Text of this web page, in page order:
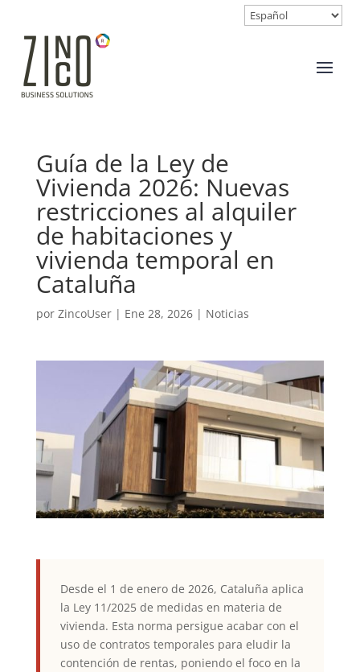
Guía de la Ley de
Vivienda 2026: Nuevas
restricciones al alquiler
de habitaciones y
vivienda temporal en
Cataluña
por ZincoUser| Ene 28, 2026| Noticias
Desde el 1 de enero de 2026, Cataluña aplica
la Ley 11/2025 de medidas en materia de
vivienda. Esta norma persigue acabar con el
uso de contratos temporales para eludir la
contención de rentas, poniendo el foco en la